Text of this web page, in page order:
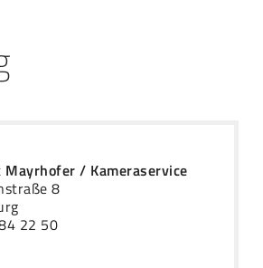
Mayrhofer / Kameraservice
8
22 50